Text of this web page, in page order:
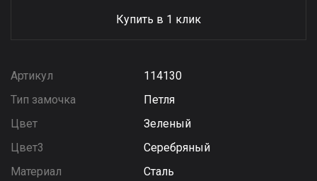
Купить в 1 клик
Артикул
114130
Тип замочка
Петля
Цвет
Зеленый
Цвет3
Серебряный
Материал
Сталь